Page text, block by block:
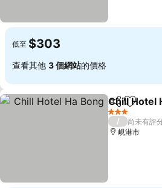
低至 $303
查看其他 3 個網站的價格
分享 加入我
Chill Hotel
3 星級
/
尚未有評
峴港市